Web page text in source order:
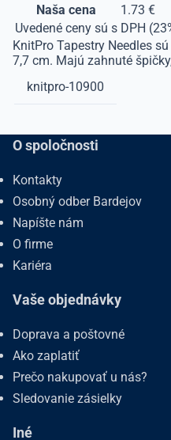
Naša cena
1.73 €
Uvedené ceny sú s DPH
KnitPro Tapestry Needles
7,7 cm. Majú zahnuté
knitpro-10900
O spoločnosti
Kontakty
Osobný odber Bardejov
Napíšte nám
O firme
Kariéra
Vaše objednávky
Doprava a poštovné
Ako zaplatiť
Prečo nakupovať u nás?
Sledovanie zásielky
Iné